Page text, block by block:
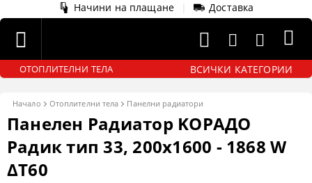
Начини на плащане
Доставка
ОТОПЛИТЕЛНИ ТЕЛА ВСИЧКИ КАТЕГОРИИ
Начало Отоплителни тела Панелни радиатори
Панелен Радиатор KОРАДО
Радик тип 33, 200x1600 - 1868 W
ΔT60